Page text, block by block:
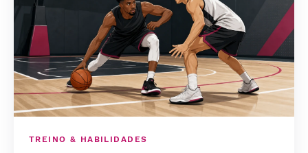
TREINO & HABILIDADES